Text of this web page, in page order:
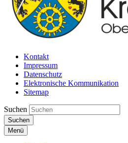
Kontakt
Impressum
Datenschutz
Elektronische Kommunikation
Sitemap
Suchen
Suchen
Menü